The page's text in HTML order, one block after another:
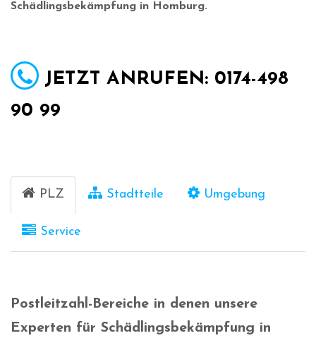
Schädlingsbekämpfung in Homburg.
JETZT ANRUFEN: 0174-498
90 99
PLZ Stadtteile Umgebung
Service
Postleitzahl-Bereiche in denen unsere
Experten für Schädlingsbekämpfung in